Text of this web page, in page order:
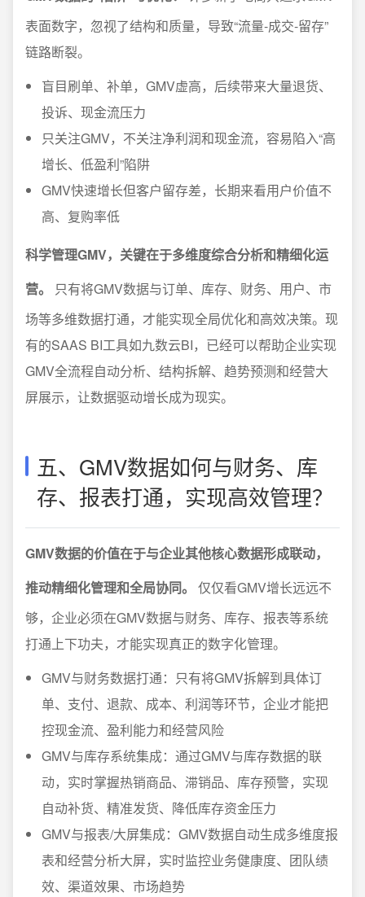
表面数字，忽视了结构和质量，导致“流量-成交-留存”
链路断裂。
盲目刷单、补单，GMV虚高，后续带来大量退货、
投诉、现金流压力
只关注GMV，不关注净利润和现金流，容易陷入“高
增长、低盈利”陷阱
GMV快速增长但客户留存差，长期来看用户价值不
高、复购率低
科学管理GMV，关键在于多维度综合分析和精细化运
营。
只有将GMV数据与订单、库存、财务、用户、市
场等多维数据打通，才能实现全局优化和高效决策。现
有的SAAS BI工具如九数云BI，已经可以帮助企业实现
GMV全流程自动分析、结构拆解、趋势预测和经营大
屏展示，让数据驱动增长成为现实。
五、GMV数据如何与财务、库
存、报表打通，实现高效管理？
GMV数据的价值在于与企业其他核心数据形成联动，
推动精细化管理和全局协同。
仅仅看GMV增长远远不
够，企业必须在GMV数据与财务、库存、报表等系统
打通上下功夫，才能实现真正的数字化管理。
GMV与财务数据打通：只有将GMV拆解到具体订
单、支付、退款、成本、利润等环节，企业才能把
控现金流、盈利能力和经营风险
GMV与库存系统集成：通过GMV与库存数据的联
动，实时掌握热销商品、滞销品、库存预警，实现
自动补货、精准发货、降低库存资金压力
GMV与报表/大屏集成：GMV数据自动生成多维度报
表和经营分析大屏，实时监控业务健康度、团队绩
效、渠道效果、市场趋势